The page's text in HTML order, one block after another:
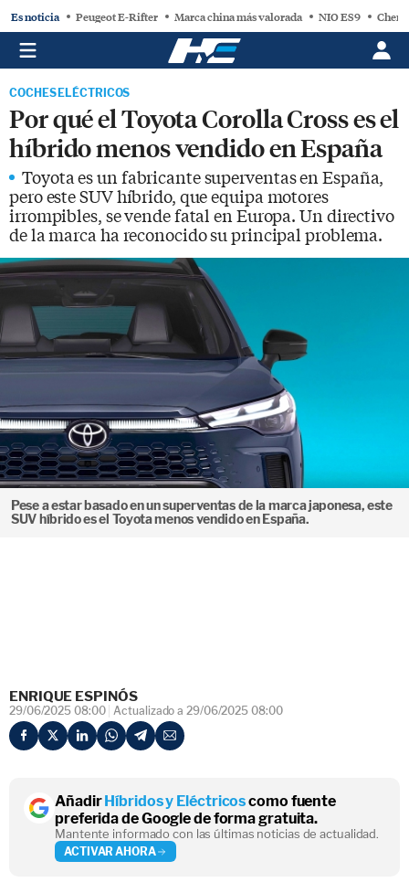
Es noticia Peugeot E-Rifter Marca china más valorada NIO ES9 Chery
COCHES ELÉCTRICOS
Por qué el Toyota Corolla Cross es el
híbrido menos vendido en España
Toyota es un fabricante superventas en España,
pero este SUV híbrido, que equipa motores
irrompibles, se vende fatal en Europa. Un directivo
de la marca ha reconocido su principal problema.
Pese a estar basado en un superventas de la marca japonesa, este
SUV híbrido es el Toyota menos vendido en España.
ENRIQUE ESPINÓS
29/06/2025 08:00 Actualizado a 29/06/2025 08:00
AñadirHíbridos y Eléctricoscomo fuente
preferida de Google de forma gratuita.
Mantente informado con las últimas noticias de actualidad.
ACTIVAR AHORA